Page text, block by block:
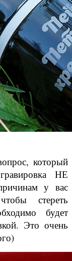
который
НЕ
у вас
стереть
будет
Это очень